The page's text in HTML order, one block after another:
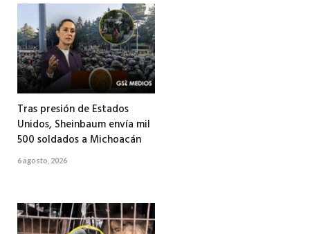
Tras presión de Estados
Unidos, Sheinbaum envía mil
500 soldados a Michoacán
6 agosto, 2026